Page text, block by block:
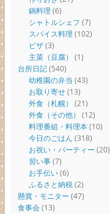
鍋料理 (6)
シャトルシェフ (7)
スパイス料理 (102)
ピザ(3)
主菜（豆腐） (1)
台所日記(540)
幼稚園の弁当 (43)
お取り寄せ(13)
外食（札幌） (21)
外食（その他） (12)
料理番組・料理本(10)
今日のごはん (318)
お祝い・パーティー (20)
習い事(7)
お手伝い(6)
ふるさと納税(2)
懸賞・モニター (47)
食事会(13)